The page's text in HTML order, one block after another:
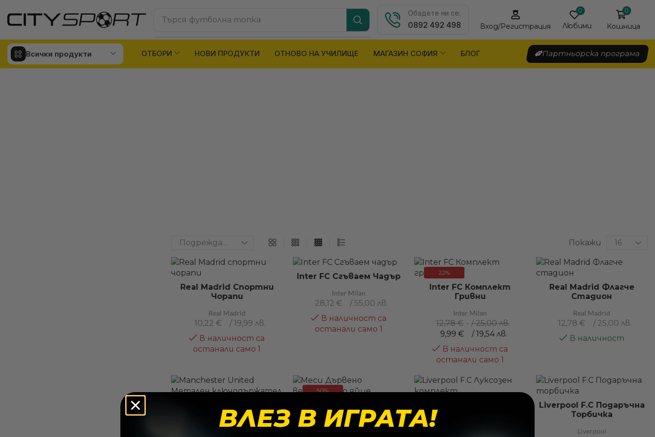
Търся футболна топка
Обадете ни се:
0892 492 498 Вход/Регистрация
0
Любими
0
Кошница
Всички продукти ОТБОРИ НОВИ ПРОДУКТИ ОТНОВО НА УЧИЛИЩЕ МАГАЗИН СОФИЯ БЛОГ Партньорска програма
Покажи
Real Madrid Спортни
Чорапи
Real Madrid
10,22 €
/ 19,99 лв.
В наличност са
останали само 1
Inter FC Сгъваем Чадър
Inter Milan
28,12€
/ 55,00 лв.
В наличност са
останали само 1
22%
Inter FC Комплект
Гривни
Inter Milan
12,78€
/ 25,00 лв.
9,99€
/ 19,54 лв.
В наличност са
останали само 1
Real Madrid Флагче
Стадион
Real Madrid
12,78 €
/ 25,00 лв.
В наличност
Manchester United
Метален
50%
Великденско Яйце
Liverpool F.C Луксозен
Liverpool F.C Подаръчна
Торбичка
Liverpool
ВЛЕЗ В ИГРАТА!